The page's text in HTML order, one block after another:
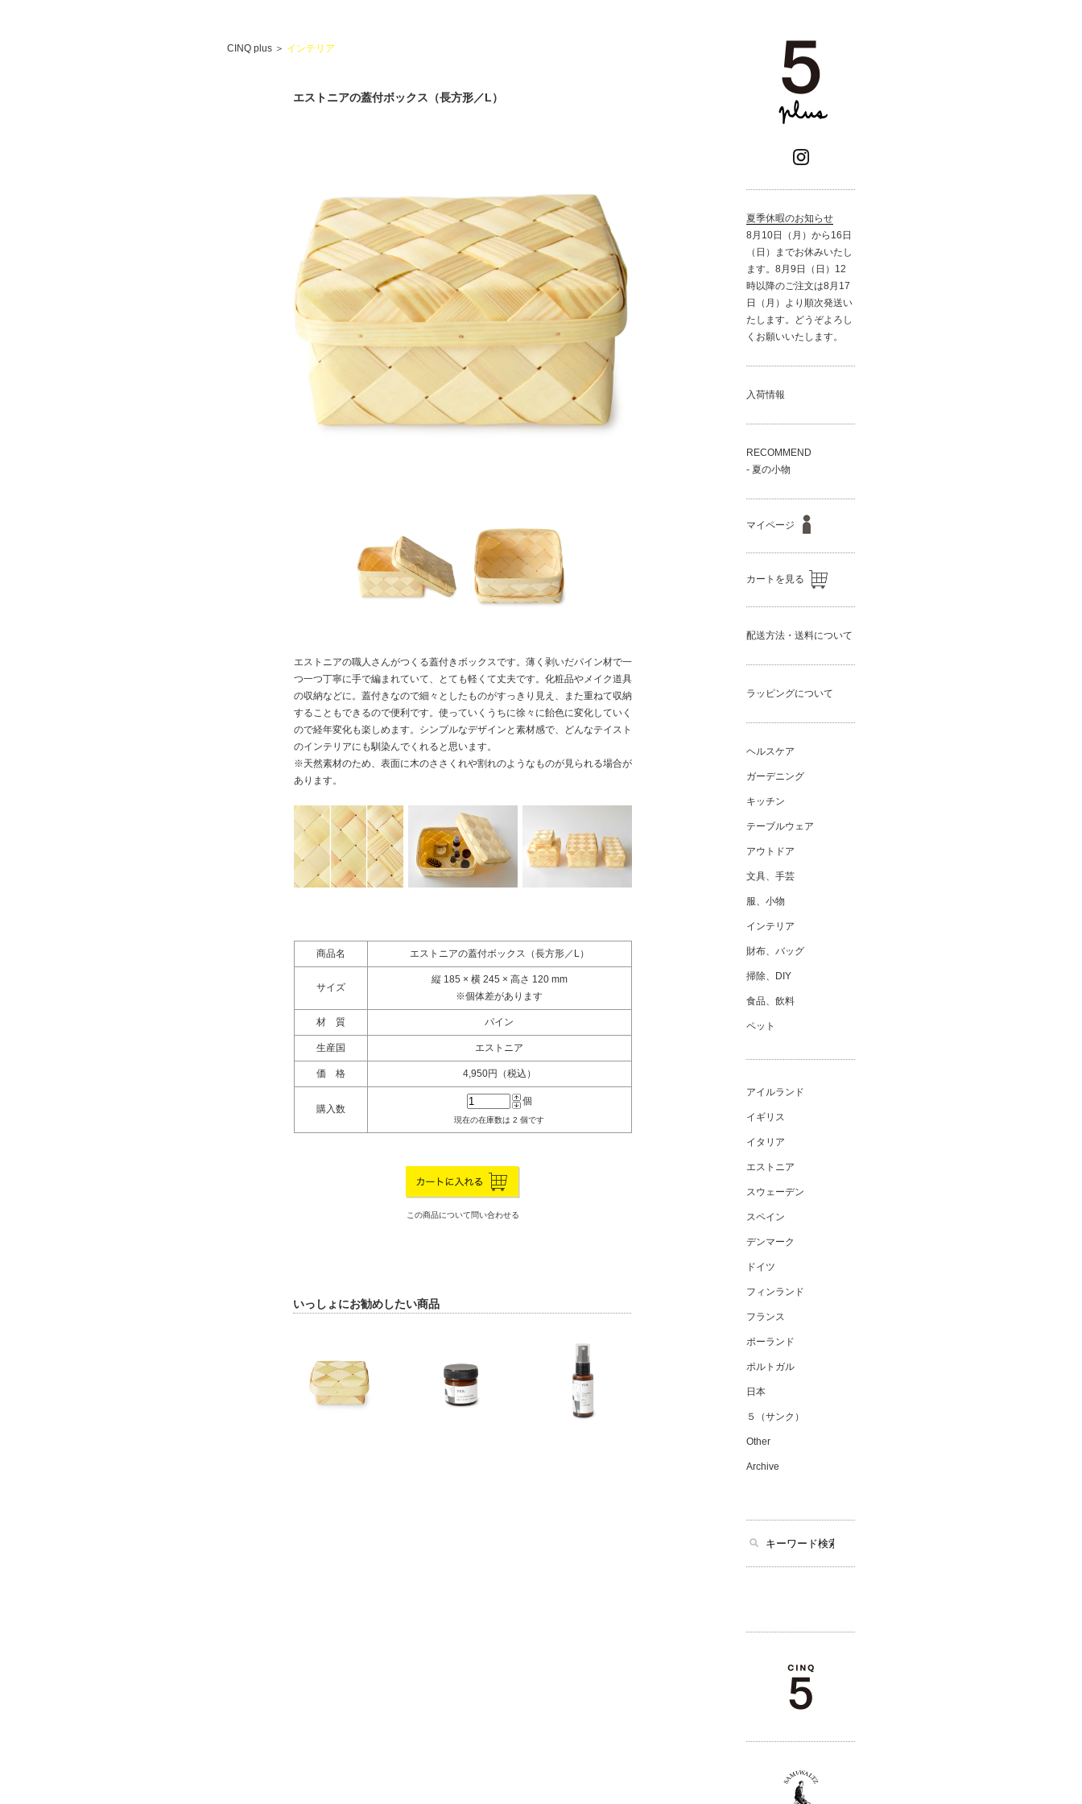
CINQ plus ＞ インテリア
エストニアの蓋付ボックス（長方形／L）
エストニアの職人さんがつくる蓋付きボックスです。薄く剥いだパイン材で一
つ一つ丁寧に手で編まれていて、とても軽くて丈夫です。化粧品やメイク道具
の収納などに。蓋付きなので細々としたものがすっきり見え、また重ねて収納
することもできるので便利です。使っていくうちに徐々に飴色に変化していく
ので経年変化も楽しめます。シンプルなデザインと素材感で、どんなテイスト
のインテリアにも馴染んでくれると思います。
※天然素材のため、表面に木のささくれや割れのようなものが見られる場合が
あります。
商品名 エストニアの蓋付ボックス（長方形／L）
サイズ
縦 185 × 横 245 × 高さ 120 mm
※個体差があります
材 質 パイン
生産国 エストニア
価 格 4,950円（税込）
購入数
個
現在の在庫数は 2 個です
この商品について問い合わせる
いっしょにお勧めしたい商品
夏季休暇のお知らせ
8月10日（月）から16日
（日）までお休みいたし
ます。8月9日（日）12
時以降のご注文は8月17
日（月）より順次発送い
たします。どうぞよろし
くお願いいたします。
入荷情報
RECOMMEND
- 夏の小物
マイページ
カートを見る
配送方法・送料について
ラッピングについて
ヘルスケア
ガーデニング
キッチン
テーブルウェア
アウトドア
文具、手芸
服、小物
インテリア
財布、バッグ
掃除、DIY
食品、飲料
ペット
アイルランド
イギリス
イタリア
エストニア
スウェーデン
スペイン
デンマーク
ドイツ
フィンランド
フランス
ポーランド
ポルトガル
日本
５（サンク）
Other
Archive